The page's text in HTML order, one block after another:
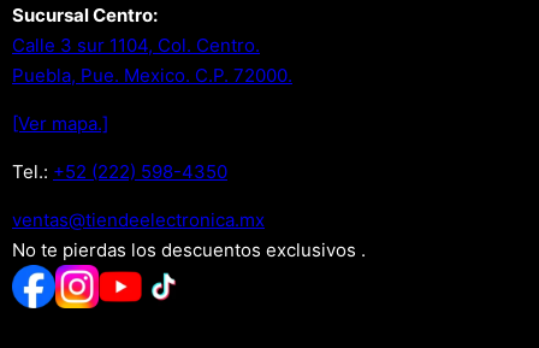
Sucursal Centro:
Calle 3 sur 1104, Col. Centro.
Puebla, Pue. Mexico. C.P. 72000.
[Ver mapa.]
Tel.: +52 (222) 598-4350
xm.acinortceleedneit@satnev
No te pierdas los descuentos exclusivos .